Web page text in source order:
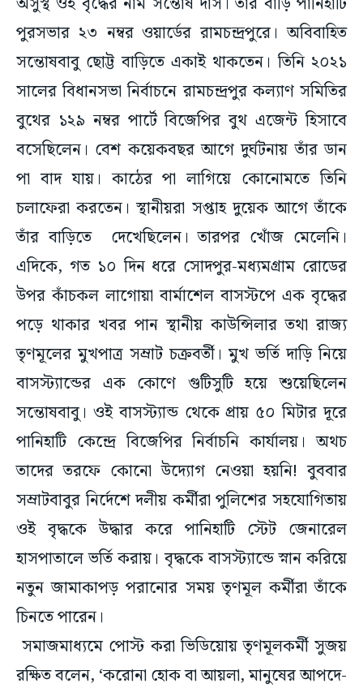
পুরসভার ২৩ নম্বর ওয়ার্ডের রামচন্দ্রপুরে। অবিবাহিত
সন্তোষবাবু ছোট্ট বাড়িতে একাই থাকতেন। তিনি ২০২১
সালের বিধানসভা নির্বাচনে রামচন্দ্রপুর কল্যাণ সমিতির
বুথের ১২৯ নম্বর পার্টে বিজেপির বুথ এজেন্ট হিসাবে
বসেছিলেন। বেশ কয়েকবছর আগে দুর্ঘটনায় তাঁর ডান
পা বাদ যায়। কাঠের পা লাগিয়ে কোনোমতে তিনি
চলাফেরা করতেন। স্থানীয়রা সপ্তাহ দুয়েক আগে তাঁকে
তাঁর বাড়িতে দেখেছিলেন। তারপর খোঁজ মেলেনি।
এদিকে, গত ১০ দিন ধরে সোদপুর-মধ্যমগ্রাম রোডের
উপর কাঁচকল লাগোয়া বার্মাশেল বাসস্টপে এক বৃদ্ধের
পড়ে থাকার খবর পান স্থানীয় কাউন্সিলার তথা রাজ্য
তৃণমূলের মুখপাত্র সম্রাট চক্রবর্তী। মুখ ভর্তি দাড়ি নিয়ে
বাসস্ট্যান্ডের এক কোণে গুটিসুটি হয়ে শুয়েছিলেন
সন্তোষবাবু। ওই বাসস্ট্যান্ড থেকে প্রায় ৫০ মিটার দূরে
পানিহাটি কেন্দ্রে বিজেপির নির্বাচনি কার্যালয়। অথচ
তাদের তরফে কোনো উদ্যোগ নেওয়া হয়নি! বুববার
সম্রাটবাবুর নির্দেশে দলীয় কর্মীরা পুলিশের সহযোগিতায়
ওই বৃদ্ধকে উদ্ধার করে পানিহাটি স্টেট জেনারেল
হাসপাতালে ভর্তি করায়। বৃদ্ধকে বাসস্ট্যান্ডে স্নান করিয়ে
নতুন জামাকাপড় পরানোর সময় তৃণমূল কর্মীরা তাঁকে
চিনতে পারেন।
সমাজমাধ্যমে পোস্ট করা ভিডিয়োয় তৃণমূলকর্মী সুজয়
রক্ষিত বলেন, ‘করোনা হোক বা আয়লা, মানুষের আপদে-